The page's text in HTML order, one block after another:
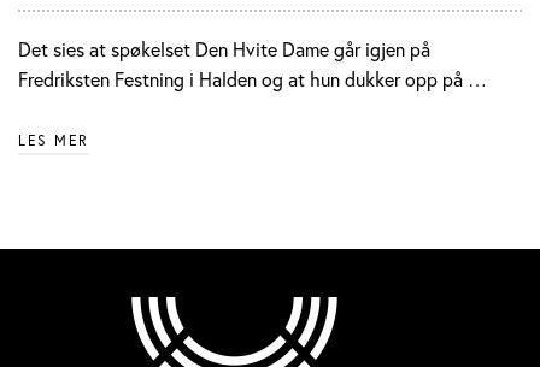
Det sies at spøkelset Den Hvite Dame går igjen på
Fredriksten Festning i Halden og at hun dukker opp på …
LES MER